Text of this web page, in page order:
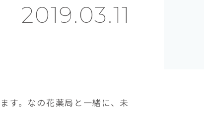
2019.03.11
す。なの花薬局と一緒に、未